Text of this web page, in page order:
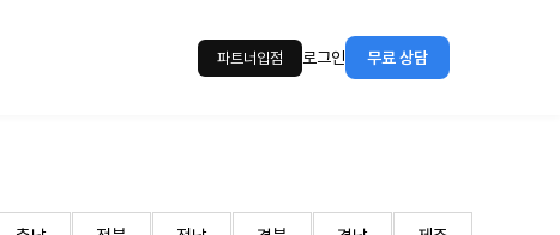
파트너입점 로그인 무료 상담